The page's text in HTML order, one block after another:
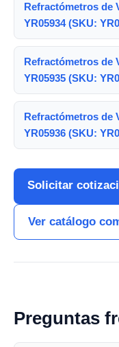
Refractómetros de
YR05934 (SKU:
Refractómetros de
YR05935 (SKU:
Refractómetros de
YR05936 (SKU:
Solicitar
Ver catálogo
Preguntas